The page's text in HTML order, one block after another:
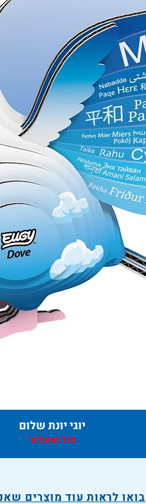
יוגי יונת שלום
אזל מהמלאי
בואו לראות עוד מוצרים